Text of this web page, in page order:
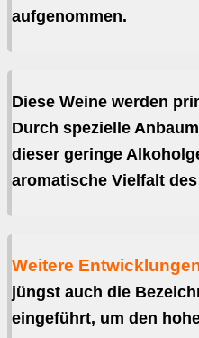
aufgenommen.
Diese Weine werden
Durch spezielle
dieser geringe
aromatische Vielfalt
Weitere
jüngst auch die
eingeführt, um den